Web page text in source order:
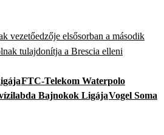
vezetőedzője elsősorban a második
tulajdonítja a Brescia elleni
FTC-Telekom Waterpolo
Bajnokok LigájaVogel Soma